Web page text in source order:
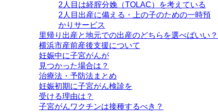
2人目は経腟分娩（TOLAC）を考えている
2人目出産に備える・上の子のための一時預
かりサービス
里帰り出産と地元での出産のどちらを選べばいい？
横浜市産前産後支援について
妊娠中に子宮がんが
見つかった場合は？
治療法・予防法まとめ
妊娠初期に子宮がん検診を
受ける理由は？
子宮がんワクチンは接種するべき？